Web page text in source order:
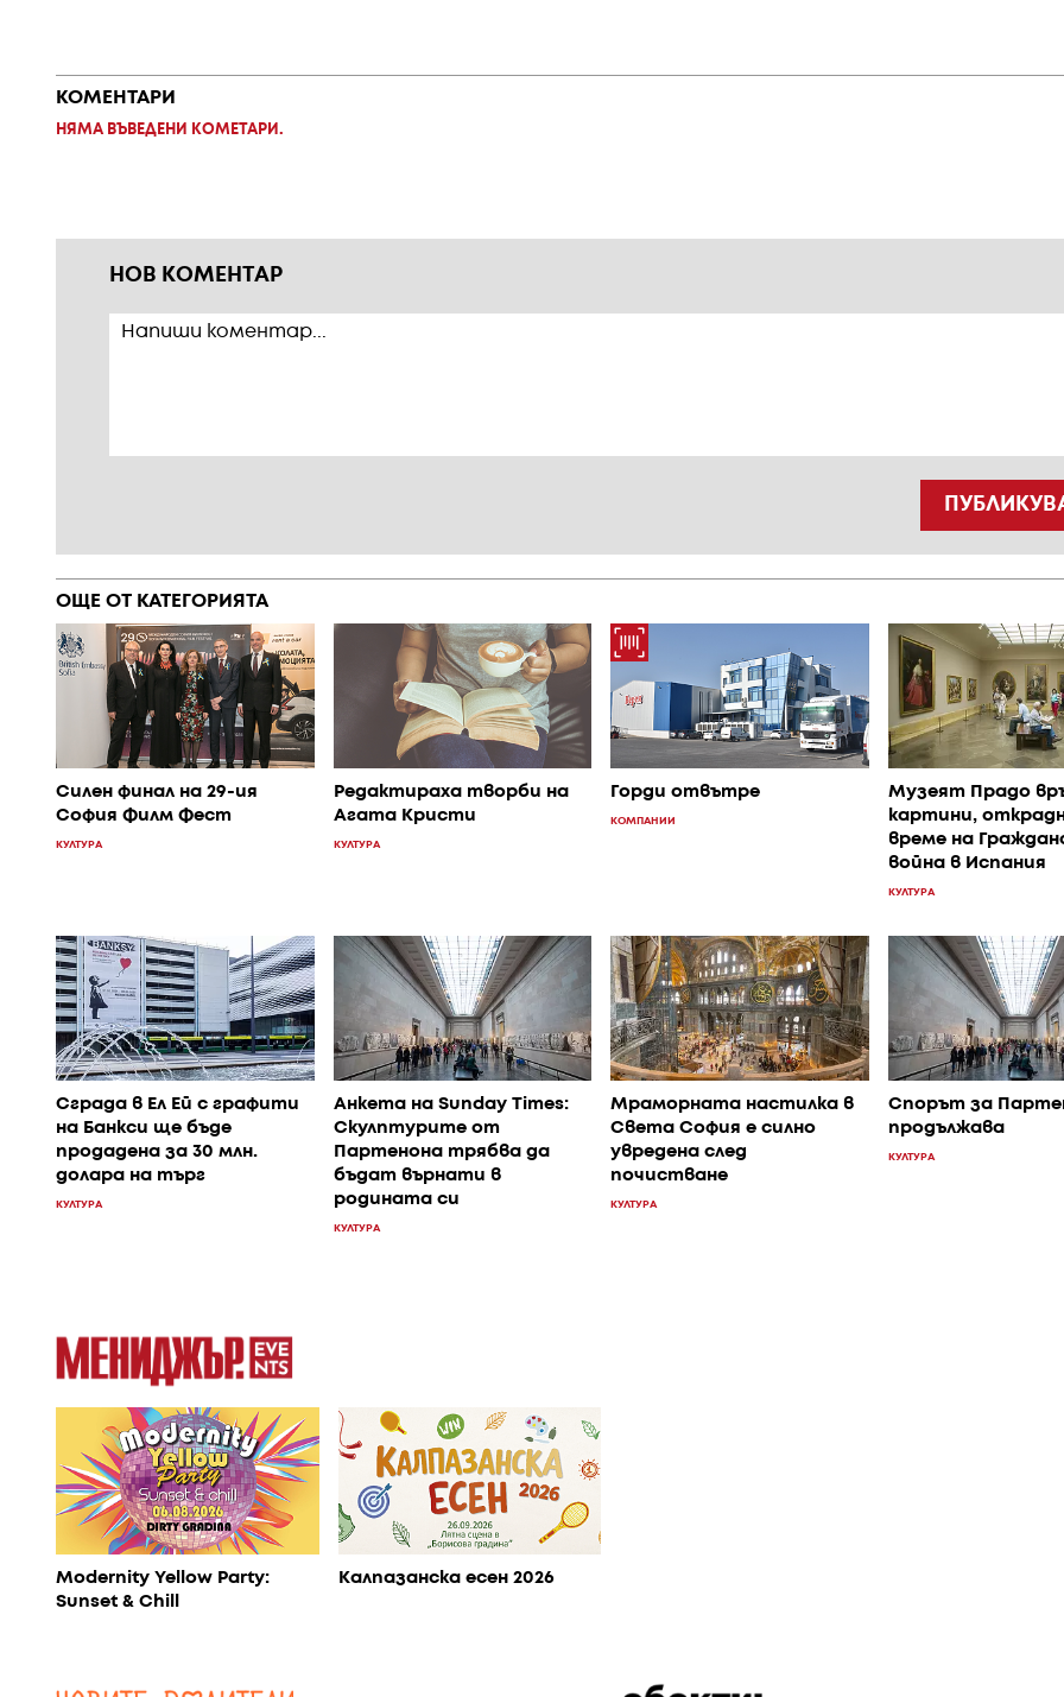
КОМЕНТАРИ
НЯМА ВЪВЕДЕНИ КОМЕТАРИ.
НОВ КОМЕНТАР
ОЩЕ ОТ КАТЕГОРИЯТА
Силен финал на 29-ия
София Филм Фест
КУЛТУРА
Редактираха творби на
Агата Кристи
КУЛТУРА
Горди отвътре
КОМПАНИИ
Музеят Прадо
картини,
време на
война в Испания
КУЛТУРА
Сграда в Ел Ей с графити
на Банкси ще бъде
продадена за 30 млн.
долара на търг
КУЛТУРА
Анкета на Sunday Times:
Скулптурите от
Партенона трябва да
бъдат върнати в
родината си
КУЛТУРА
Мраморната настилка в
Света София е силно
увредена след
почистване
КУЛТУРА
Спорът за
продължава
КУЛТУРА
Modernity Yellow Party:
Sunset & Chill
Калпазанска есен 2026